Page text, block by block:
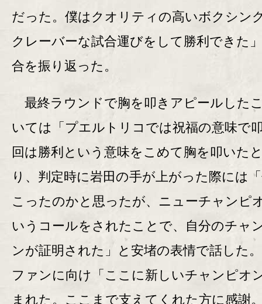
だった。僕はクオリティの高いボクシン
クレーバーな試合運びをして勝利できた
合を振り返った。
最終ラウンドで胸を叩きアピールした
いては「プエルトリコでは祝福の意味で
回は勝利という意味をこめて胸を叩いた
り、判定時に岩田の手が上がった際には
こったのかと思ったが、ニューチャンピ
いうコールをされたことで、自分のチャ
ンが証明された」と安堵の表情で話した
ファンに向け「ここに新しいチャンピオ
まれた。ここまで支えてくれた方に感謝